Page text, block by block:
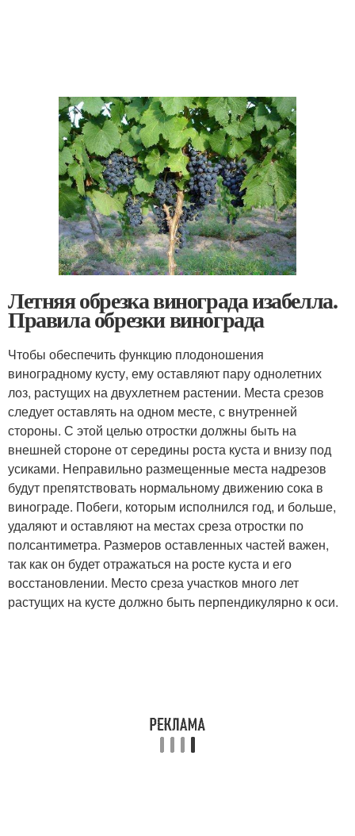
Летняя обрезка винограда изабелла.
Правила обрезки винограда
Чтобы обеспечить функцию плодоношения
виноградному кусту, ему оставляют пару однолетних
лоз, растущих на двухлетнем растении. Места срезов
следует оставлять на одном месте, с внутренней
стороны. С этой целью отростки должны быть на
внешней стороне от середины роста куста и внизу под
усиками. Неправильно размещенные места надрезов
будут препятствовать нормальному движению сока в
винограде. Побеги, которым исполнился год, и больше,
удаляют и оставляют на местах среза отростки по
полсантиметра. Размеров оставленных частей важен,
так как он будет отражаться на росте куста и его
восстановлении. Место среза участков много лет
растущих на кусте должно быть перпендикулярно к оси.